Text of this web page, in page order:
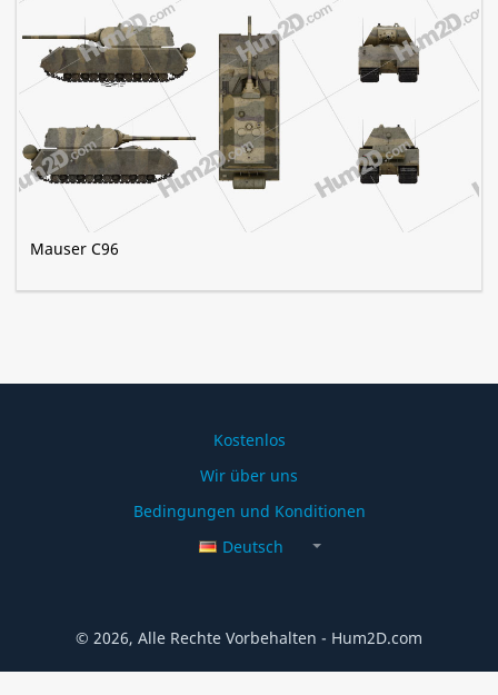
Mauser C96
Kostenlos
Wir über uns
Bedingungen und Konditionen
Deutsch
© 2026, Alle Rechte Vorbehalten - Hum2D.com